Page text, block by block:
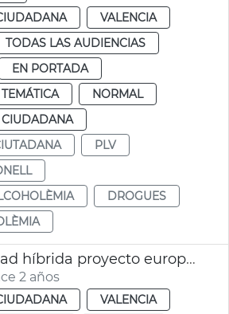
VALENCIA
TODAS LAS AUDIENCIAS
EN PORTADA
NORMAL
CIUDADANA
PLV
DROGUES
PLV seguredad híbrida proyecto europeo
2 años
VALENCIA